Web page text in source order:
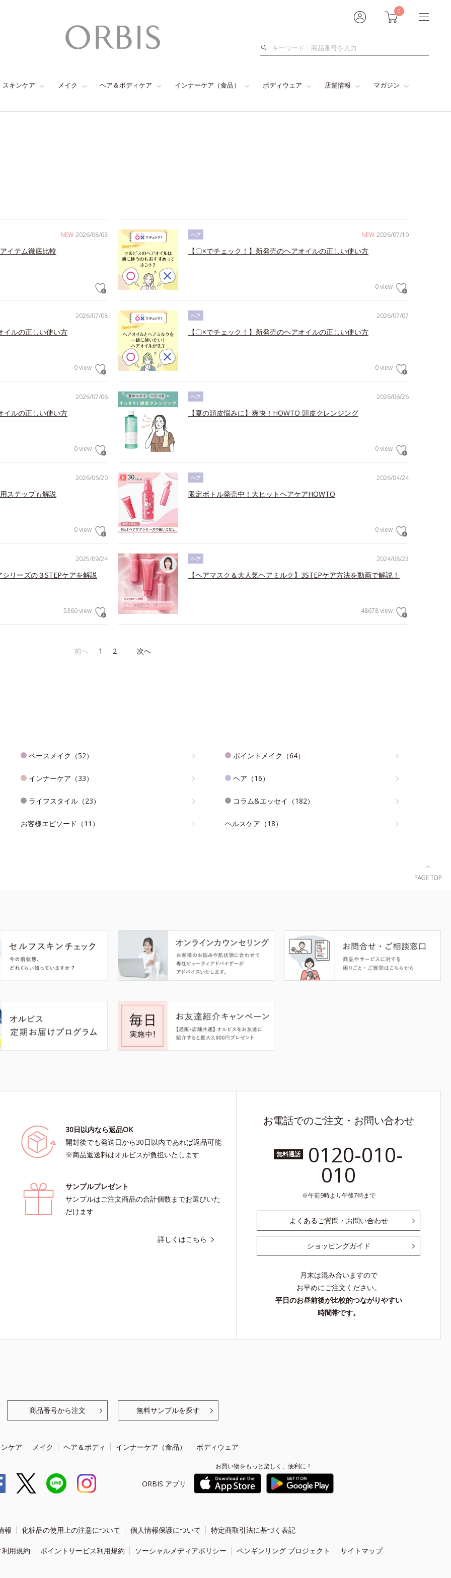
0
検
スキンケア メイク ヘア＆ボディケア インナーケア（食品） ボディウェア 店舗情報 マガジン
NEW 2026/08/03
イテム徹底比較
NEW 2026/07/10
ヘア
【〇×でチェック！】新発売のヘアオイルの正しい使い方
0 view
2026/07/08
イルの正しい使い方
0 view
2026/07/07
ヘア
【〇×でチェック！】新発売のヘアオイルの正しい使い方
0 view
2026/07/06
イルの正しい使い方
0 view
2026/06/26
ヘア
【夏の頭皮悩みに】爽快！HOWTO 頭皮クレンジング
0 view
2026/06/20
ステップも解説
0 view
2026/04/24
ヘア
限定ボトル発売中！大ヒットヘアケアHOWTO
0 view
2025/09/24
リーズの３STEPケアを解説
5360 view
2024/08/23
ヘア
【ヘアマスク＆大人気ヘアミルク】3STEPケア方法を動画で解説！
48678 view
前へ 1 2 次へ
ベースメイク（52） ポイントメイク（64）
インナーケア（33） ヘア（16）
ライフスタイル（23） コラム&エッセイ（182）
お客様エピソード（11） ヘルスケア（18）
30日以内なら返品OK
開封後でも発送日から30日以内であれば返品可能
※商品返送料はオルビスが負担いたします
サンプルプレゼント
サンプルはご注文商品の合計個数までお選びいた
だけます
詳しくはこちら
お電話でのご注文・お問い合わせ
無料通話 0120-010-
010
午前9時より午後7時まで
よくあるご質問・お問い合わせ
ショッピングガイド
月末は混み合いますので
お早めにご注文ください。
平日のお昼前後が比較的つながりやすい
時間帯です。
商品番号から注文 無料サンプルを探す
ケア メイク ヘア＆ボディ インナーケア（食品） ボディウェア
ORBIS アプリ
お買い物をもっと楽しく、便利に！
報 化粧品の使用上の注意について 個人情報保護について 特定商取引法に基づく表記
用規約 ポイントサービス利用規約 ソーシャルメディアポリシー ペンギンリング プロジェクト サイトマップ